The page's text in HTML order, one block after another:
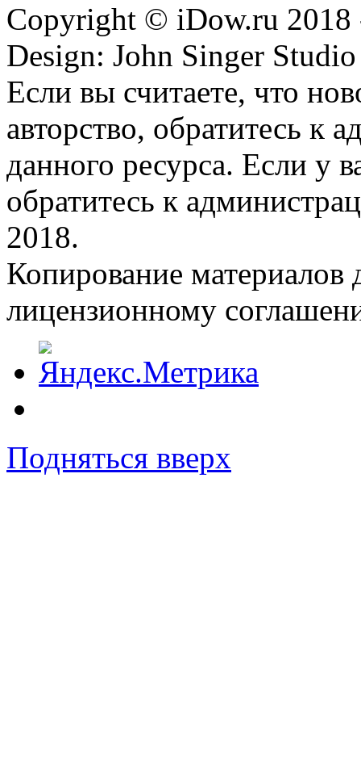
Copyright © iDow.ru 2018
Design: John Singer Studio
Если вы считаете, что
авторство, обратитесь к
данного ресурса. Если у
обратитесь к
2018.
Копирование материалов
лицензионному
Подняться вверх